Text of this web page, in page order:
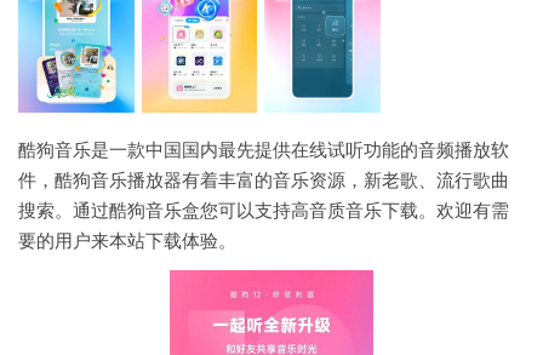
酷狗音乐是一款中国国内最先提供在线试听功能的音频播放软
件，酷狗音乐播放器有着丰富的音乐资源，新老歌、流行歌曲
搜索。通过酷狗音乐盒您可以支持高音质音乐下载。欢迎有需
要的用户来本站下载体验。